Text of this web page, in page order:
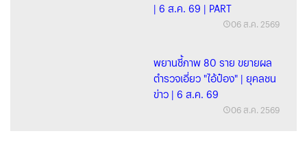
| 6 ส.ค. 69 | PART
06 ส.ค. 2569
พยานชี้ภาพ 80 ราย ขยายผล
ตำรวจเอี่ยว "ไอ้ป๋อง" | ยุคลชน
ข่าว | 6 ส.ค. 69
06 ส.ค. 2569